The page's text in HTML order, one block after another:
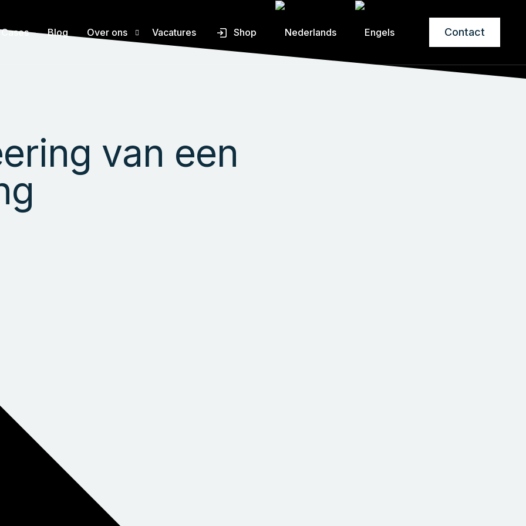
software
Cases Blog Over ons
FAQ
Vacatures Shop Contact
van een